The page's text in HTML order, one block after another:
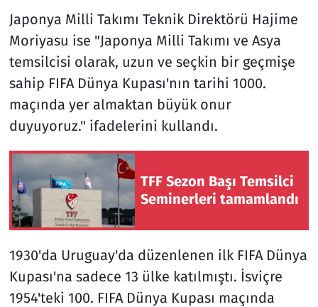
Japonya Milli Takımı Teknik Direktörü Hajime
Moriyasu ise "Japonya Milli Takımı ve Asya
temsilcisi olarak, uzun ve seçkin bir geçmişe
sahip FIFA Dünya Kupası'nın tarihi 1000.
maçında yer almaktan büyük onur
duyuyoruz." ifadelerini kullandı.
TFF Sezon Başı Temsilci
Seminerleri tamamlandı
1930'da Uruguay'da düzenlenen ilk FIFA Dünya
Kupası'na sadece 13 ülke katılmıştı. İsviçre
1954'teki 100. FIFA Dünya Kupası maçında